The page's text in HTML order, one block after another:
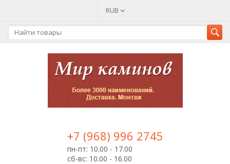
RUB
+7 (968) 996 2745
пн-пт: 10.00 - 17.00
сб-вс: 10.00 - 16.00